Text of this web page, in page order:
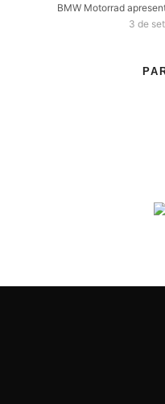
BMW Motorrad
3 de